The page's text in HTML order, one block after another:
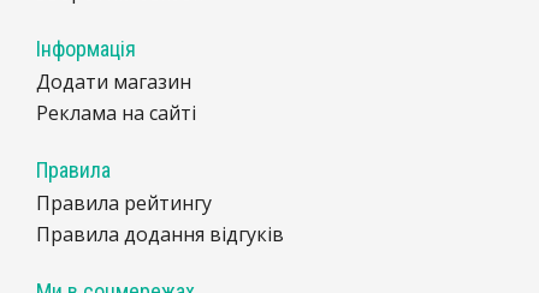
Інформація
Додати магазин
Реклама на сайті
Правила
Правила рейтингу
Правила додання відгуків